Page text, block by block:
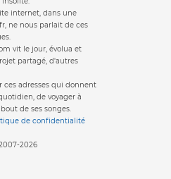
internet, dans une
ne nous parlait de ces
vit le jour, évolua et
partagé, d'autres
ces adresses qui donnent
de voyager à
de ses songes.
de confidentialité
2026